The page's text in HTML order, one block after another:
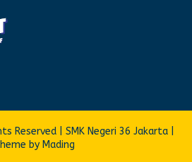
Reserved | SMK Negeri 36 Jakarta |
by Mading